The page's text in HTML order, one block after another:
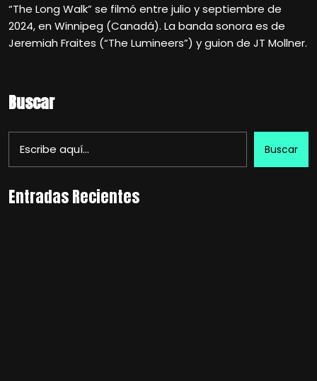
“The Long Walk” se filmó entre julio y septiembre de
2024, en Winnipeg (Canadá). La banda sonora es de
Jeremiah Fraites (“The Lumineers”) y guion de JT Mollner.
Buscar
Buscar
Entradas Recientes